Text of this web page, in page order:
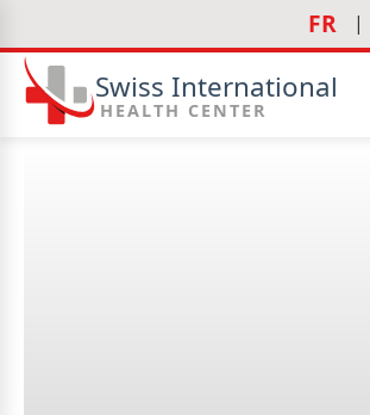
FR
Swiss International
HEALTH CENTER